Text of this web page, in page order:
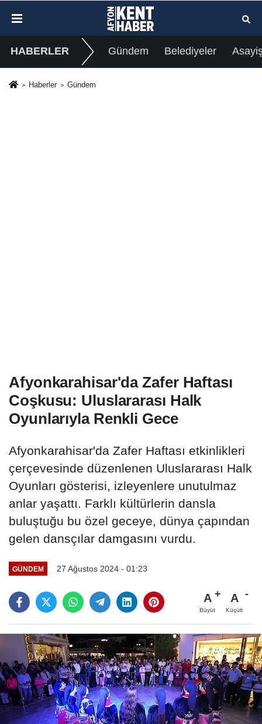
HABERLER Gündem Belediyeler
Haberler Gündem
Afyonkarahisar'da Zafer Haftası
Coşkusu: Uluslararası Halk
Oyunlarıyla Renkli Gece
Afyonkarahisar'da Zafer Haftası etkinlikleri
çerçevesinde düzenlenen Uluslararası Halk
Oyunları gösterisi, izleyenlere unutulmaz
anlar yaşattı. Farklı kültürlerin dansla
buluştuğu bu özel geceye, dünya çapından
gelen dansçılar damgasını vurdu.
GÜNDEM 27 Ağustos 2024 - 01:23
A
Büyüt
A
Küçült